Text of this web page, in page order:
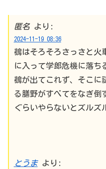
匿名 より:
2024-11-19 08:36
鵺はそろそろさっさと火
に入って学郎危機に落ち
鵺が出てこれず、そこに
る膳野がすべてをなぎ倒
ぐらいやらないとズルズ
とうま より: